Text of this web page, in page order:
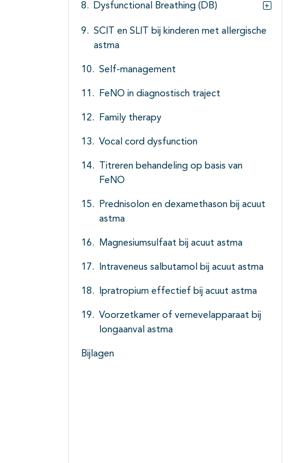
Dysfunctional Breathing (DB)
SCIT en SLIT bij kinderen met allergische
astma
Self-management
FeNO in diagnostisch traject
Family therapy
Vocal cord dysfunction
Titreren behandeling op basis van
FeNO
Prednisolon en dexamethason bij acuut
astma
Magnesiumsulfaat bij acuut astma
Intraveneus salbutamol bij acuut astma
Ipratropium effectief bij acuut astma
Voorzetkamer of vernevelapparaat bij
longaanval astma
Bijlagen